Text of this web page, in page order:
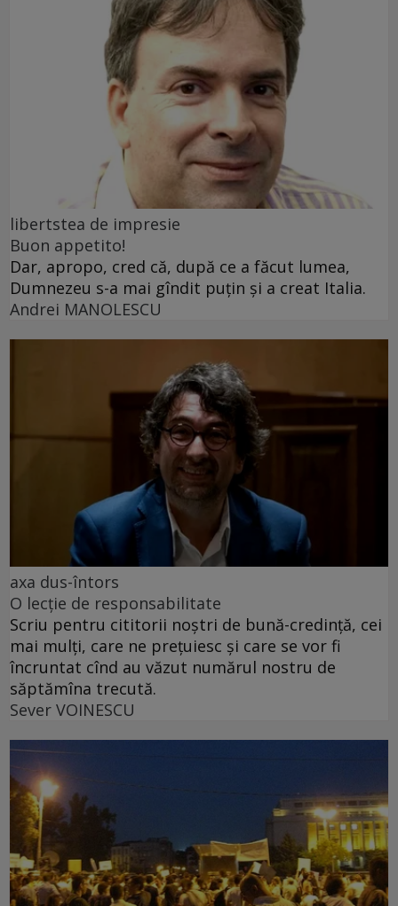
libertstea de impresie
Buon appetito!
Dar, apropo, cred că, după ce a făcut lumea,
Dumnezeu s-a mai gîndit puțin și a creat Italia.
Andrei MANOLESCU
axa dus-întors
O lecție de responsabilitate
Scriu pentru cititorii noștri de bună-credință, cei
mai mulți, care ne prețuiesc și care se vor fi
încruntat cînd au văzut numărul nostru de
săptămîna trecută.
Sever VOINESCU